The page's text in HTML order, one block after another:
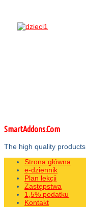
SmartAddons.Com
The high quality products
Strona główna
e-dziennik
Plan lekcji
Zastępstwa
1,5% podatku
Kontakt